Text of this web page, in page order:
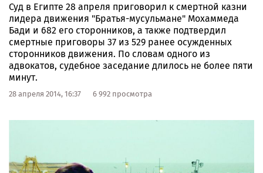
Суд в Египте 28 апреля приговорил к смертной казни
лидера движения "Братья-мусульмане" Мохаммеда
Бади и 682 его сторонников, а также подтвердил
смертные приговоры 37 из 529 ранее осужденных
сторонников движения. По словам одного из
адвокатов, судебное заседание длилось не более пяти
минут.
28 апреля 2014, 16:37 6 992 просмотра